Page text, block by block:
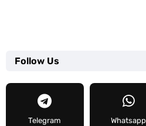
Follow Us
Telegram Whatsapp